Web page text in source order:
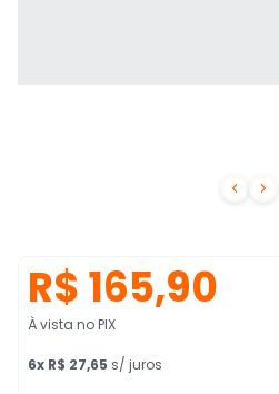
 
R$ 165,90
À vista no PIX
6x R$ 27,65 s/ juros